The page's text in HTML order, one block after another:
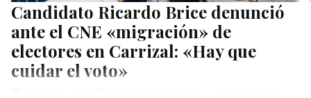
Candidato Ricardo Brice denunció
ante el CNE «migración» de
electores en Carrizal: «Hay que
cuidar el voto»